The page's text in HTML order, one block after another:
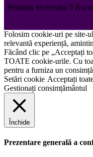
Primăria Sectorului 5
Folosim cookie-uri pe site-
relevantă experiență,
Făcând clic pe „Acceptați
TOATE cookie-urile. Cu
pentru a furniza un
Setări cookie Acceptați
Gestionați consimțământul
Închide
Prezentare generală a